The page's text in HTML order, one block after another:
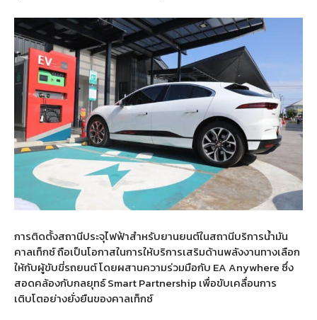
การติดตั้งสถานีประจุไฟฟ้าสำหรับยานยนต์ในสถานีบริการน้ำมัน
คาลเท็กซ์ ถือเป็นโอกาสในการให้บริการเสริมด้านพลังงานทางเลือก
ให้กับผู้ขับขี่รถยนต์ โดยผสานความร่วมมือกับ EA Anywhere ซึ่ง
สอดคล้องกับกลยุทธ์ Smart Partnership เพื่อขับเคลื่อนการ
เติบโตอย่างยั่งยืนของคาลเท็กซ์